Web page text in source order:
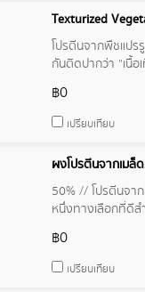
Texturized
โปรตีนจากพืชแปร
กันติดปากว่า "เนื้อ
฿0
เปรียบเทียบ
50% // โปรตีนจา
หนึ่งทางเลือกที่ดี
฿0
เปรียบเทียบ